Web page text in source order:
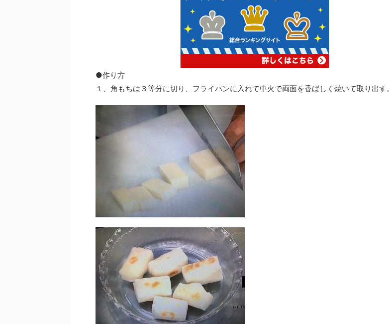
●作り方
１、角もちは３等分に切り、フライパンに入れて中火で両面を香ばしく焼いて取り出す。